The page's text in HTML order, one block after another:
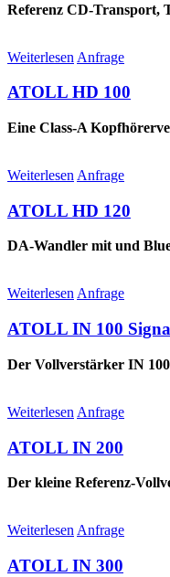
Referenz CD-Transport,
Weiterlesen Anfrage
ATOLL HD 100
Eine Class-A
Weiterlesen Anfrage
ATOLL HD 120
DA-Wandler mit und
WeiterlesenAnfrage
ATOLL IN 100
Der Vollverstärker IN
Weiterlesen Anfrage
ATOLL IN 200
Der kleine Referenz-
Weiterlesen Anfrage
ATOLL IN 300